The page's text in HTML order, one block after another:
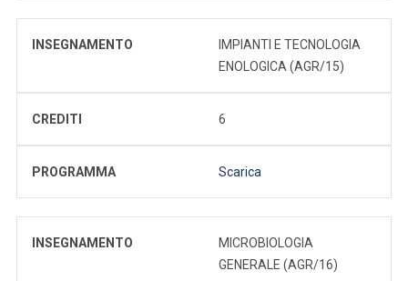
INSEGNAMENTO
IMPIANTI E TECNOLOGIA
ENOLOGICA (AGR/15)
CREDITI 6
PROGRAMMA Scarica
INSEGNAMENTO
MICROBIOLOGIA
GENERALE (AGR/16)